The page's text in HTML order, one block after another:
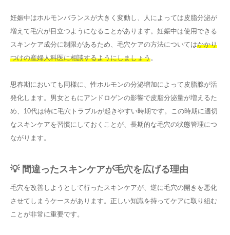
妊娠中はホルモンバランスが大きく変動し、人によっては皮脂分泌が
増えて毛穴が目立つようになることがあります。妊娠中は使用できる
スキンケア成分に制限があるため、毛穴ケアの方法についてはかかり
つけの産婦人科医に相談するようにしましょう。
思春期においても同様に、性ホルモンの分泌増加によって皮脂腺が活
発化します。男女ともにアンドロゲンの影響で皮脂分泌量が増えるた
め、10代は特に毛穴トラブルが起きやすい時期です。この時期に適切
なスキンケアを習慣にしておくことが、長期的な毛穴の状態管理につ
ながります。
💡 間違ったスキンケアが毛穴を広げる理由
毛穴を改善しようとして行ったスキンケアが、逆に毛穴の開きを悪化
させてしまうケースがあります。正しい知識を持ってケアに取り組む
ことが非常に重要です。